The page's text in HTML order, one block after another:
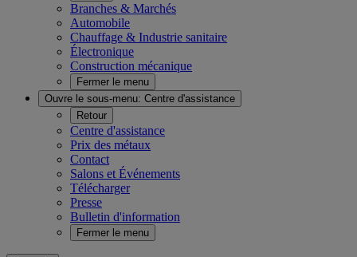
Branches & Marchés
Automobile
Chauffage & Industrie sanitaire
Électronique
Construction mécanique
Fermer le menu
Ouvre le sous-menu: Centre d'assistance
Retour
Centre d'assistance
Prix des métaux
Contact
Salons et Événements
Télécharger
Presse
Bulletin d'information
Fermer le menu